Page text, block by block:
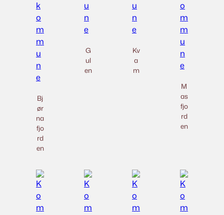
Bj
ør
na
fjo
rd
en
G
ul
en
Kv
a
m
M
as
fjo
rd
en